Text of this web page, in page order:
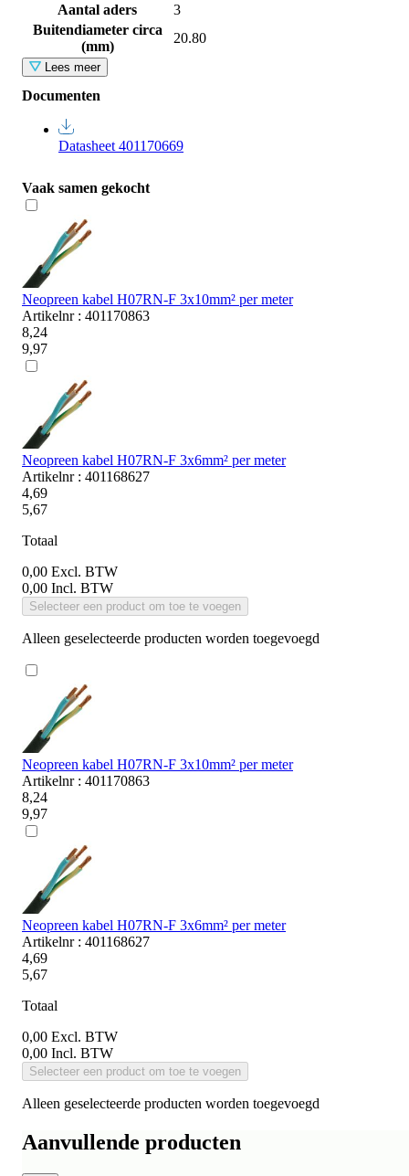
Aantal aders
3
Buitendiameter circa
(mm)
20.80
Lees meer
Documenten
Datasheet 401170669
Vaak samen gekocht
Neopreen kabel H07RN-F 3x10mm² per meter
Artikelnr : 401170863
8,24
9,97
Neopreen kabel H07RN-F 3x6mm² per meter
Artikelnr : 401168627
4,69
5,67
Totaal
0,00 Excl. BTW
0,00 Incl. BTW
Selecteer een product om toe te voegen
Alleen geselecteerde producten worden toegevoegd
Neopreen kabel H07RN-F 3x10mm² per meter
Artikelnr : 401170863
8,24
9,97
Neopreen kabel H07RN-F 3x6mm² per meter
Artikelnr : 401168627
4,69
5,67
Totaal
0,00 Excl. BTW
0,00 Incl. BTW
Selecteer een product om toe te voegen
Alleen geselecteerde producten worden toegevoegd
Aanvullende producten